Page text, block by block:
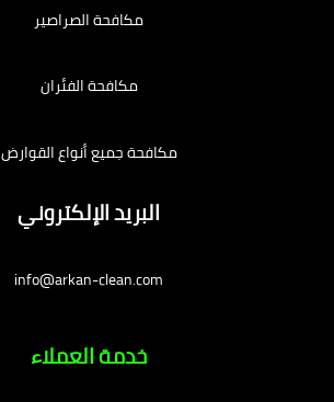
مكافحة الصراصير
مكافحة الفئران
مكافحة جميع أنواع القوارض
البريد الإلكتروني
info@arkan-clean.com
خدمة العملاء